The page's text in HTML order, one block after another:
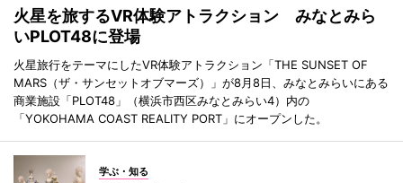
火星を旅するVR体験アトラクション みなとみら
いPLOT48に登場
火星旅行をテーマにしたVR体験アトラクション「THE SUNSET OF
MARS（ザ・サンセットオブマーズ）」が8月8日、みなとみらいにある
商業施設「PLOT48」（横浜市西区みなとみらい4）内の
「YOKOHAMA COAST REALITY PORT」にオープンした。
学ぶ・知る